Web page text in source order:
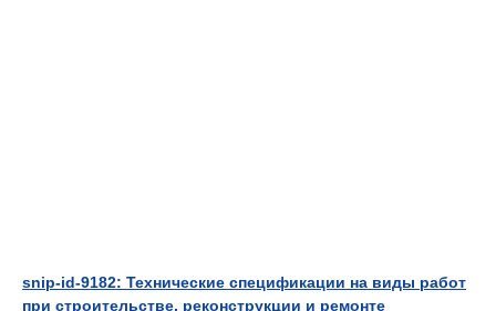
snip-id-9182: Технические спецификации на виды работ
при строительстве, реконструкции и ремонте